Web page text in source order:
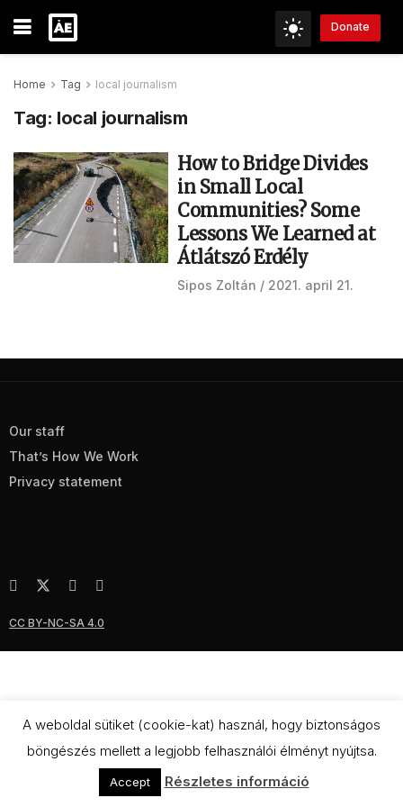
Donate
Home Tag local journalism
Tag: local journalism
How to Bridge Divides
in Small Local
Communities? Some
Lessons We Learned at
Átlátszó Erdély
Sipos Zoltán 2021. april 21.
Our staff
That’s How We Work
Privacy statement
CC BY-NC-SA 4.0
A weboldal sütiket (cookie-kat) használ, hogy biztonságos
böngészés mellett a legjobb felhasználói élményt nyújtsa.
Accept Részletes információ